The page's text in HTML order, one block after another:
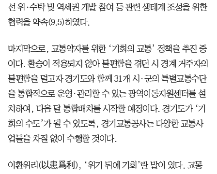
선 위·수탁 및 역세권 개발 참여 등 관련 생태계 조성을 위한
협력을 약속(9.5)하였다.
마지막으로, 교통약자를 위한 ‘기회의 교통’ 정책을 추진 중
이다. 환승이 적용되지 않아 불편함을 겪던 시 경계 거주자의
불편함을 덜고자 경기도와 함께 31개 시·군의 특별교통수단
을 통합적으로 운영·관리할 수 있는 광역이동지원센터를 설
치하여, 다음 달 통합배차를 시작할 예정이다. 경기도가 ‘기
회의 수도’가 될 수 있도록, 경기교통공사는 다양한 교통사
업들을 차질 없이 수행할 것이다.
이환위리(以患爲利), ‘위기 뒤에 기회’란 말이 있다. 교통